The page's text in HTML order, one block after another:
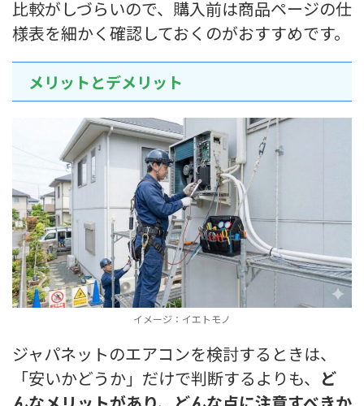
比較がしづらいので、購入前は商品ページの仕
様表を細かく確認しておくのがおすすめです。
メリットとデメリット
イメージ：イエトモノ
ジャパネットのエアコンを検討するときは、
「安いかどうか」だけで判断するよりも、 ど